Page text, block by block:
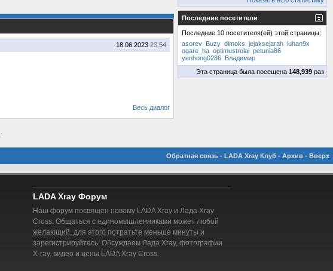
18.06.2023 23:54
Весь диалог
Последние посетители
Последние 10 посетителя(ей) этой страницы:
asorev Buzy dimoks jejaksejarah luhan9x
ogare_ha optimustrolai petunia86
yenhong0286 Владимир
Эта страница была посещена 148,939 раз
Обратная связь - LADA Xray Клуб - Архив - Вверх
LADA Xray Форум
Наш форум посвящен новому LADA Xray и Лада Xray
Cross. Общаться с единомышленниками может любой
желающий, для этого потратьте меньше минуты и
зарегистрируйтесь. Обсуждаем Лада Xray, фотографии
X-ray, видео и цены LADA Xray Cross.